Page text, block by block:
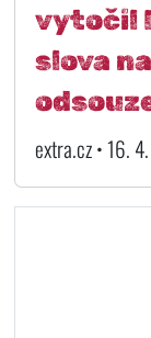
vytočil
slova
extra.cz • 16.